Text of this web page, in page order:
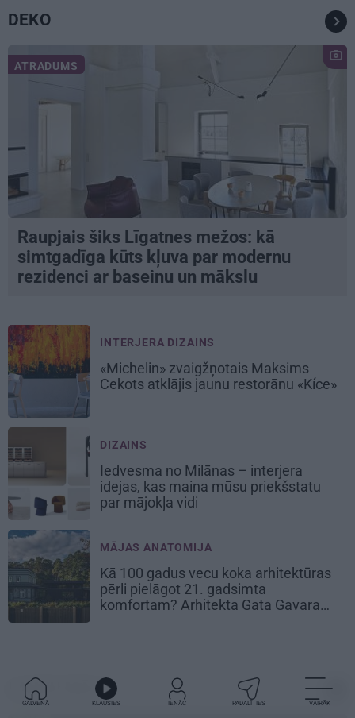
DEKO
ATRADUMS
Raupjais šiks Līgatnes mežos: kā
simtgadīga kūts kļuva par modernu
rezidenci ar baseinu un mākslu
INTERJERA DIZAINS
«Michelin» zvaigžņotais Maksims
Cekots atklājis jaunu restorānu «Kíce»
DIZAINS
Iedvesma no Milānas – interjera
idejas, kas maina mūsu priekšstatu
par mājokļa vidi
MĀJAS ANATOMIJA
Kā 100 gadus vecu koka arhitektūras
pērli pielāgot 21. gadsimta
komfortam? Arhitekta Gata Gavara
LAUKU MĀJA
GALVENĀ KLAUSIES IENĀC PADALĪTIES VAIRĀK